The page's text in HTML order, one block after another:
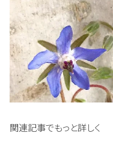
関連記事でもっと詳しく